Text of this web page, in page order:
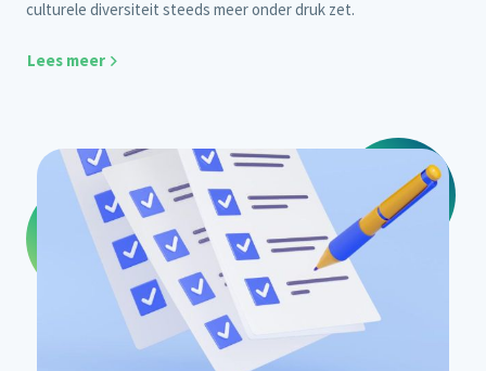
culturele diversiteit steeds meer onder druk zet.
Lees meer